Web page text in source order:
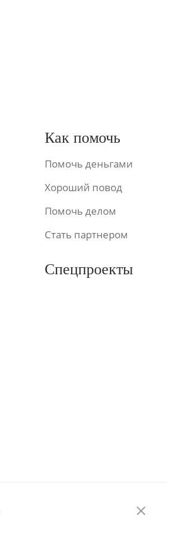
Как помочь
Помочь деньгами
Хороший повод
Помочь делом
Стать партнером
Спецпроекты